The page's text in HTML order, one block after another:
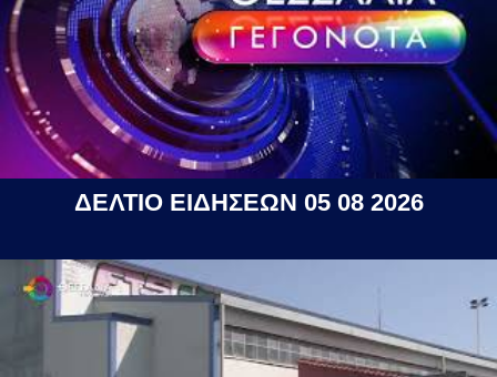
ΔΕΛΤΙΟ ΕΙΔΗΣΕΩΝ 05 08 2026